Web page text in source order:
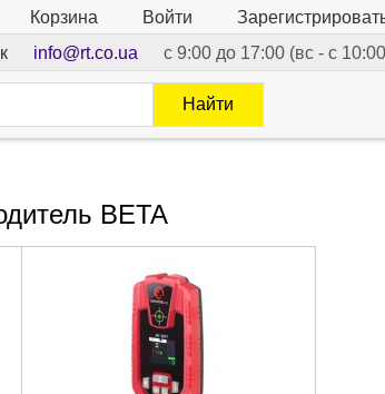
Корзина Войти
info@rt.co.ua с 9:00 до 17:00 (вс - с
Найти
BETA